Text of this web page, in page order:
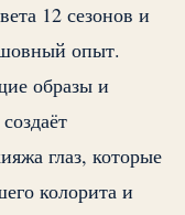
12 сезонов и
опыт.
образы и
глаз, которые
колорита и